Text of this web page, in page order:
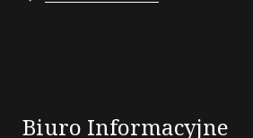
Biuro Informacyjne